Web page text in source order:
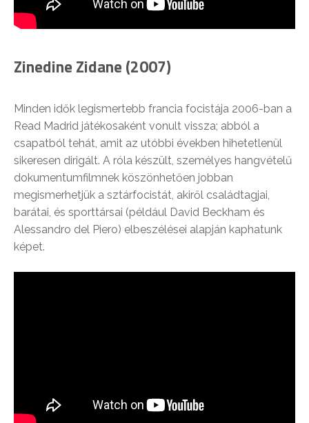
Zinedine Zidane (2007)
Minden idők legismertebb francia focistája 2006-ban a
Read Madrid játékosaként vonult vissza; abból a
csapatból tehát, amit az utóbbi években hihetetlenül
sikeresen dirigált. A róla készült, személyes hangvételű
dokumentumfilmnek köszönhetően jobban
megismerhetjük a sztárfocistát, akiről családtagjai,
barátai, és sporttársai (például David Beckham és
Alessandro del Piero) elbeszélései alapján kaphatunk
képet.